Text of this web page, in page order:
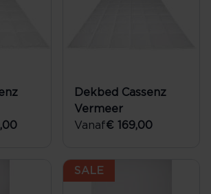
Dekbed Cassenz
Vermeer
Vanaf€ 169,00
SALE